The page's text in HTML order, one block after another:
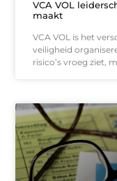
VCA VOL
maakt
VCA VOL is het
veiligheid
risico’s vroeg ziet,